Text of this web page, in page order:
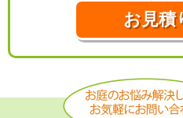
お見積